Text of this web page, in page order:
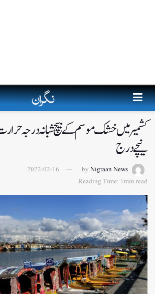
کشمیر میں خشک موسم کے بیچ شبانہ درجہ
نیچے درج
by Nigraan News
2022-02-16
Reading Time: 1min read